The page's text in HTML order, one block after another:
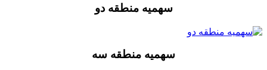
سهمیه منطقه دو
سهمیه منطقه سه